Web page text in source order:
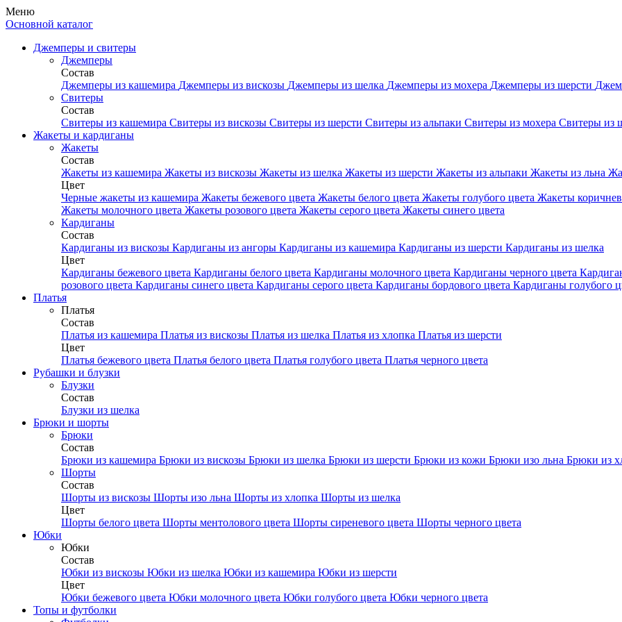
Меню
Основной каталог
Джемперы и свитеры
Джемперы
Состав
Джемперы из кашемира Джемперы из вискозы Джемперы из шелка Джемперы из мохера Джемперы из шерсти
Свитеры
Состав
Свитеры из кашемира Свитеры из вискозы Свитеры из шерсти Свитеры из альпаки Свитеры из мохера Свитеры из
Жакеты и кардиганы
Жакеты
Состав
Жакеты из кашемира Жакеты из вискозы Жакеты из шелка Жакеты из шерсти Жакеты из альпаки Жакеты из льна
Цвет
Черные жакеты из кашемира Жакеты бежевого цвета Жакеты белого цвета Жакеты голубого цвета Жакеты
Жакеты молочного цвета Жакеты розового цвета Жакеты серого цвета Жакеты синего цвета
Кардиганы
Состав
Кардиганы из вискозы Кардиганы из ангоры Кардиганы из кашемира Кардиганы из шерсти Кардиганы из шелка
Цвет
Кардиганы бежевого цвета Кардиганы белого цвета Кардиганы молочного цвета Кардиганы черного цвета
розового цвета Кардиганы синего цвета Кардиганы серого цвета Кардиганы бордового цвета Кардиганы голубого
Платья
Платья
Состав
Платья из кашемира Платья из вискозы Платья из шелка Платья из хлопка Платья из шерсти
Цвет
Платья бежевого цвета Платья белого цвета Платья голубого цвета Платья черного цвета
Рубашки и блузки
Блузки
Состав
Блузки из шелка
Брюки и шорты
Брюки
Состав
Брюки из кашемира Брюки из вискозы Брюки из шелка Брюки из шерсти Брюки из кожи Брюки изо льна Брюки из
Шорты
Состав
Шорты из вискозы Шорты изо льна Шорты из хлопка Шорты из шелка
Цвет
Шорты белого цвета Шорты ментолового цвета Шорты сиреневого цвета Шорты черного цвета
Юбки
Юбки
Состав
Юбки из вискозы Юбки из шелка Юбки из кашемира Юбки из шерсти
Цвет
Юбки бежевого цвета Юбки молочного цвета Юбки голубого цвета Юбки черного цвета
Топы и футболки